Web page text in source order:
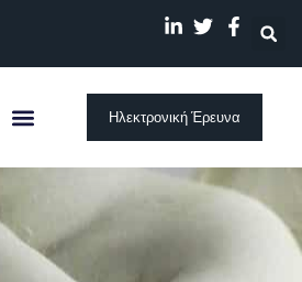
Ηλεκτρονική Έρευνα